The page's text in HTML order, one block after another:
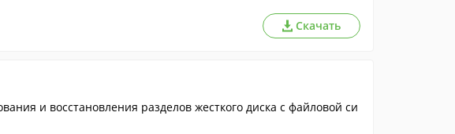
Скачать
и восстановления разделов жесткого диска с файловой си